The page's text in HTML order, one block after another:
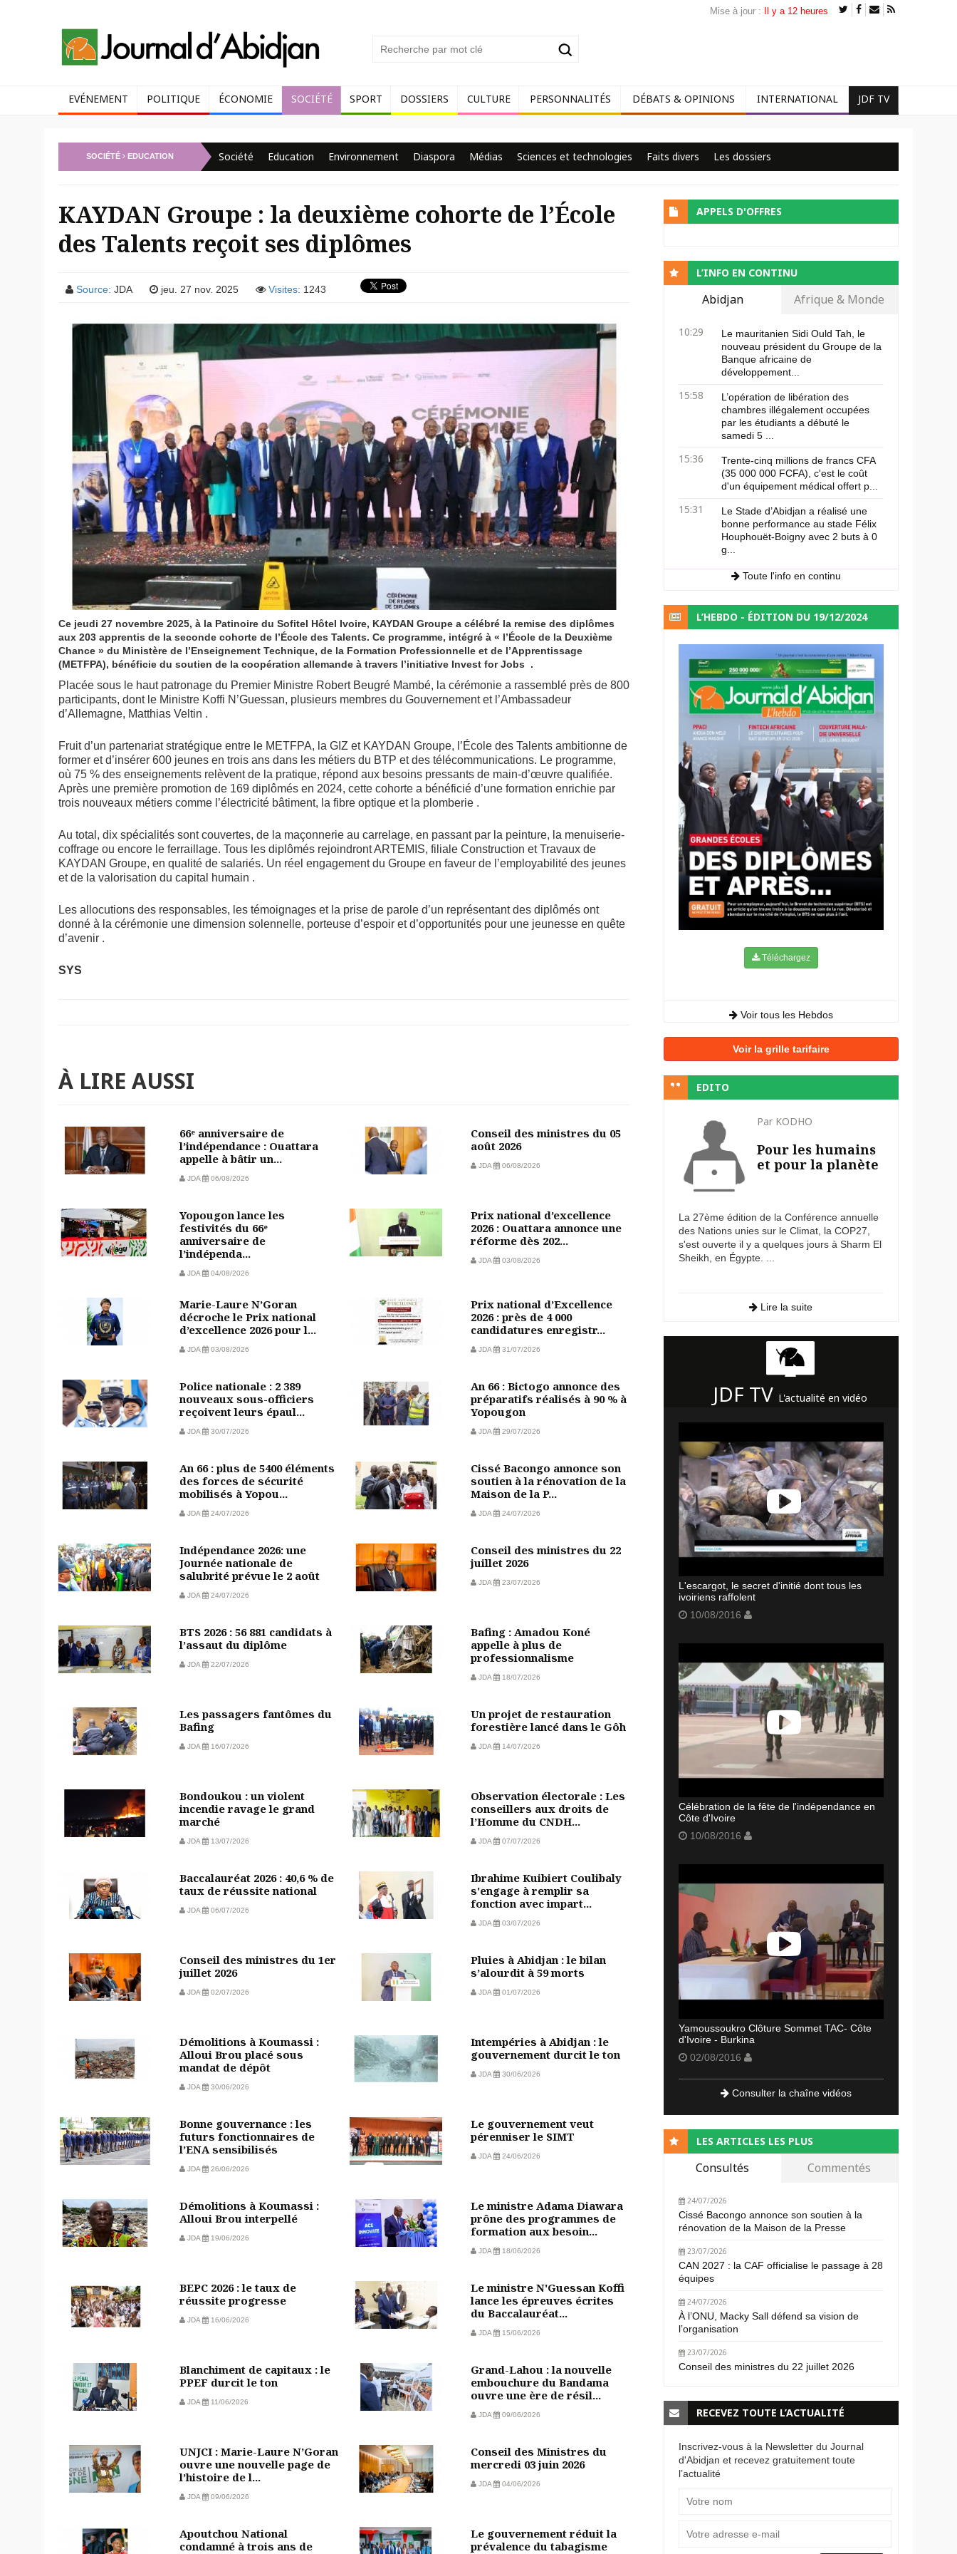
Mise à jour : Il y a 12 heures
EVÉNEMENT POLITIQUE ÉCONOMIE SOCIÉTÉ SPORT DOSSIERS CULTURE PERSONNALITÉS DÉBATS & OPINIONS INTERNATIONAL JDF TV
SOCIÉTÉ EDUCATION Société Education Environnement Diaspora Médias Sciences et technologies Faits divers Les dossiers
KAYDAN Groupe : la deuxième cohorte de l’École
des Talents reçoit ses diplômes
Source: JDA jeu. 27 nov. 2025 Visites: 1243
Ce jeudi 27 novembre 2025, à la Patinoire du Sofitel Hôtel Ivoire, KAYDAN Groupe a célébré la remise des diplômes
aux 203 apprentis de la seconde cohorte de l’École des Talents. Ce programme, intégré à « l’École de la Deuxième
Chance » du Ministère de l’Enseignement Technique, de la Formation Professionnelle et de l’Apprentissage
(METFPA), bénéficie du soutien de la coopération allemande à travers l’initiative Invest for Jobs .
Placée sous le haut patronage du Premier Ministre Robert Beugré Mambé, la cérémonie a rassemblé près de 800
participants, dont le Ministre Koffi N’Guessan, plusieurs membres du Gouvernement et l’Ambassadeur
d’Allemagne, Matthias Veltin .
Fruit d’un partenariat stratégique entre le METFPA, la GIZ et KAYDAN Groupe, l’École des Talents ambitionne de
former et d’insérer 600 jeunes en trois ans dans les métiers du BTP et des télécommunications. Le programme,
où 75 % des enseignements relèvent de la pratique, répond aux besoins pressants de main-d’œuvre qualifiée.
Après une première promotion de 169 diplômés en 2024, cette cohorte a bénéficié d’une formation enrichie par
trois nouveaux métiers comme l’électricité bâtiment, la fibre optique et la plomberie .
Au total, dix spécialités sont couvertes, de la maçonnerie au carrelage, en passant par la peinture, la menuiserie-
coffrage ou encore le ferraillage. Tous les diplômés rejoindront ARTEMIS, filiale Construction et Travaux de
KAYDAN Groupe, en qualité de salariés. Un réel engagement du Groupe en faveur de l’employabilité des jeunes
et de la valorisation du capital humain .
Les allocutions des responsables, les témoignages et la prise de parole d’un représentant des diplômés ont
donné à la cérémonie une dimension solennelle, porteuse d’espoir et d’opportunités pour une jeunesse en quête
d’avenir .
SYS
À LIRE AUSSI
66ᵉ anniversaire de
l’indépendance : Ouattara
appelle à bâtir un...
JDA 06/08/2026
Conseil des ministres du 05
août 2026
JDA 06/08/2026
Yopougon lance les
festivités du 66ᵉ
anniversaire de
l’indépenda...
JDA 04/08/2026
Prix national d’excellence
2026 : Ouattara annonce une
réforme dès 202...
JDA 03/08/2026
Marie-Laure N’Goran
décroche le Prix national
d’excellence 2026 pour l...
JDA 03/08/2026
Prix national d’Excellence
2026 : près de 4 000
candidatures enregistr...
JDA 31/07/2026
Police nationale : 2 389
nouveaux sous-officiers
reçoivent leurs épaul...
JDA 30/07/2026
An 66 : Bictogo annonce des
préparatifs réalisés à 90 % à
Yopougon
JDA 29/07/2026
An 66 : plus de 5400 éléments
des forces de sécurité
mobilisés à Yopou...
JDA 24/07/2026
Cissé Bacongo annonce son
soutien à la rénovation de la
Maison de la P...
JDA 24/07/2026
Indépendance 2026: une
Journée nationale de
salubrité prévue le 2 août
JDA 24/07/2026
Conseil des ministres du 22
juillet 2026
JDA 23/07/2026
BTS 2026 : 56 881 candidats à
l’assaut du diplôme
JDA 22/07/2026
Bafing : Amadou Koné
appelle à plus de
professionnalisme
JDA 18/07/2026
Les passagers fantômes du
Bafing
JDA 16/07/2026
Un projet de restauration
forestière lancé dans le Gôh
JDA 14/07/2026
Bondoukou : un violent
incendie ravage le grand
marché
JDA 13/07/2026
Observation électorale : Les
conseillers aux droits de
l’Homme du CNDH...
JDA 07/07/2026
Baccalauréat 2026 : 40,6 % de
taux de réussite national
JDA 06/07/2026
Ibrahime Kuibiert Coulibaly
s'engage à remplir sa
fonction avec impart...
JDA 03/07/2026
Conseil des ministres du 1er
juillet 2026
JDA 02/07/2026
Pluies à Abidjan : le bilan
s’alourdit à 59 morts
JDA 01/07/2026
Démolitions à Koumassi :
Alloui Brou placé sous
mandat de dépôt
JDA 30/06/2026
Intempéries à Abidjan : le
gouvernement durcit le ton
JDA 30/06/2026
Bonne gouvernance : les
futurs fonctionnaires de
l’ENA sensibilisés
JDA 26/06/2026
Le gouvernement veut
pérenniser le SIMT
JDA 24/06/2026
Démolitions à Koumassi :
Alloui Brou interpellé
JDA 19/06/2026
Le ministre Adama Diawara
prône des programmes de
formation aux besoin...
JDA 18/06/2026
BEPC 2026 : le taux de
réussite progresse
JDA 16/06/2026
Le ministre N'Guessan Koffi
lance les épreuves écrites
du Baccalauréat...
JDA 15/06/2026
Blanchiment de capitaux : le
PPEF durcit le ton
JDA 11/06/2026
Grand-Lahou : la nouvelle
embouchure du Bandama
ouvre une ère de résil...
JDA 09/06/2026
UNJCI : Marie-Laure N’Goran
ouvre une nouvelle page de
l’histoire de l...
JDA 09/06/2026
Conseil des Ministres du
mercredi 03 juin 2026
JDA 04/06/2026
Apoutchou National
condamné à trois ans de
Le gouvernement réduit la
prévalence du tabagisme
APPELS D'OFFRES
L’INFO EN CONTINU
Abidjan Afrique & Monde
10:29
Le mauritanien Sidi Ould Tah, le
nouveau président du Groupe de la
Banque africaine de
développement...
15:58
L’opération de libération des
chambres illégalement occupées
par les étudiants a débuté le
samedi 5 ...
15:36
Trente-cinq millions de francs CFA
(35 000 000 FCFA), c'est le coût
d'un équipement médical offert p...
15:31
Le Stade d’Abidjan a réalisé une
bonne performance au stade Félix
Houphouët-Boigny avec 2 buts à 0
g...
Toute l'info en continu
L’HEBDO - ÉDITION DU 19/12/2024
Téléchargez
Voir tous les Hebdos
Voir la grille tarifaire
EDITO
Par KODHO
Pour les humains
et pour la planète
La 27ème édition de la Conférence annuelle
des Nations unies sur le Climat, la COP27,
s'est ouverte il y a quelques jours à Sharm El
Sheikh, en Égypte. ...
Lire la suite
JDF TV L'actualité en vidéo
L'escargot, le secret d'initié dont tous les
ivoiriens raffolent
10/08/2016
Célébration de la fête de l'indépendance en
Côte d'Ivoire
10/08/2016
Yamoussoukro Clôture Sommet TAC- Côte
d'Ivoire - Burkina
02/08/2016
Consulter la chaîne vidéos
LES ARTICLES LES PLUS
Consultés Commentés
24/07/2026
Cissé Bacongo annonce son soutien à la
rénovation de la Maison de la Presse
23/07/2026
CAN 2027 : la CAF officialise le passage à 28
équipes
24/07/2026
À l’ONU, Macky Sall défend sa vision de
l’organisation
23/07/2026
Conseil des ministres du 22 juillet 2026
RECEVEZ TOUTE L’ACTUALITÉ
Inscrivez-vous à la Newsletter du Journal
d'Abidjan et recevez gratuitement toute
l’actualité